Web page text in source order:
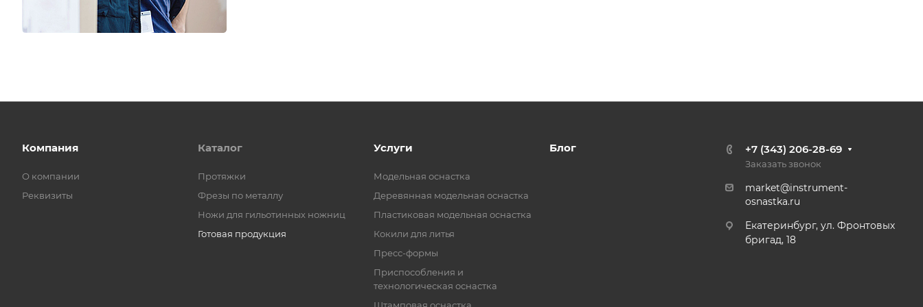
Компания
О компании
Реквизиты
Каталог
Протяжки
Фрезы по металлу
Ножи для гильотинных ножниц
Готовая продукция
Услуги
Модельная оснастка
Деревянная модельная оснастка
Пластиковая модельная оснастка
Кокили для литья
Пресс-формы
Приспособления и
технологическая оснастка
Блог +7 (343) 206-28-69
Заказать звонок
market@instrument-
osnastka.ru
Екатеринбург, ул. Фронтовых
бригад, 18